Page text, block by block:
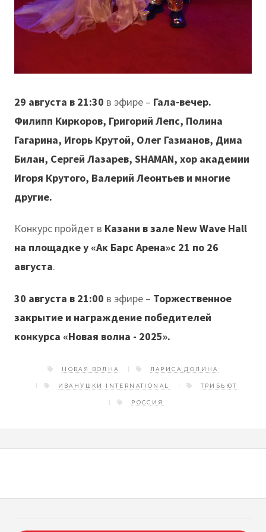
29 августа в 21:30 в эфире – Гала-вечер.
Филипп Киркоров, Григорий Лепс, Полина
Гагарина, Игорь Крутой, Олег Газманов, Дима
Билан, Сергей Лазарев, SHAMAN, хор академии
Игоря Крутого, Валерий Леонтьев и многие
другие.
Конкурс пройдет в Казани в зале New Wave Hall
на площадке у «Ак Барс Арена»с 21 по 26
августа.
30 августа в 21:00 в эфире – Торжественное
закрытие и награждение победителей
конкурса «Новая волна - 2025».
НОВАЯ ВОЛНА ЛАРИСА ДОЛИНА
ИВАНУШКИ INTERNATIONAL ТРИБЬЮТ
РОССИЯ